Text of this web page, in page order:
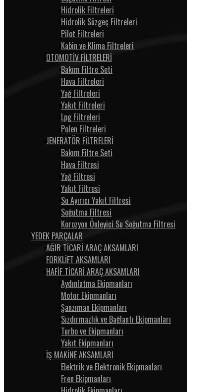
Hidrolik Filtreleri
Hidrolik Süzgeç Filtreleri
Pilot Filtreleri
Kabin ve Klima Filtreleri
OTOMOTİV FİLTRELERİ
Bakım Filtre Seti
Hava Filtreleri
Yağ Filtreleri
Yakıt Filtreleri
Lpg Filtreleri
Polen Filtreleri
JENERATÖR FİLTRELERİ
Bakım Filtre Seti
Hava Filtresi
Yağ Filtresi
Yakıt Filtresi
Su Ayırıcı Yakıt Filtresi
Soğutma Filtresi
Korozyon Önleyici Su Soğutma Filtresi
YEDEK PARÇALAR
AĞIR TİCARİ ARAÇ AKSAMLARI
FORKLİFT AKSAMLARI
HAFİF TİCARİ ARAÇ AKSAMLARI
Aydınlatma Ekipmanları
Motor Ekipmanları
Şanzıman Ekipmanları
Sızdırmazlık ve Bağlantı Ekipmanları
Turbo ve Ekipmanları
Yakıt Ekipmanları
İŞ MAKİNE AKSAMLARI
Elektrik ve Elektronik Ekipmanları
Fren Ekipmanları